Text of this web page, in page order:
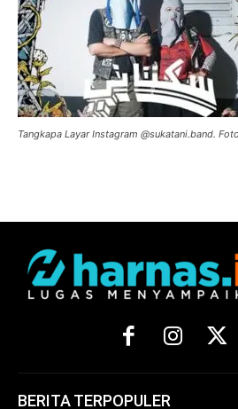
Tangkapa Layar Instagram @sukatani.band.
BERITA TERPOPULER